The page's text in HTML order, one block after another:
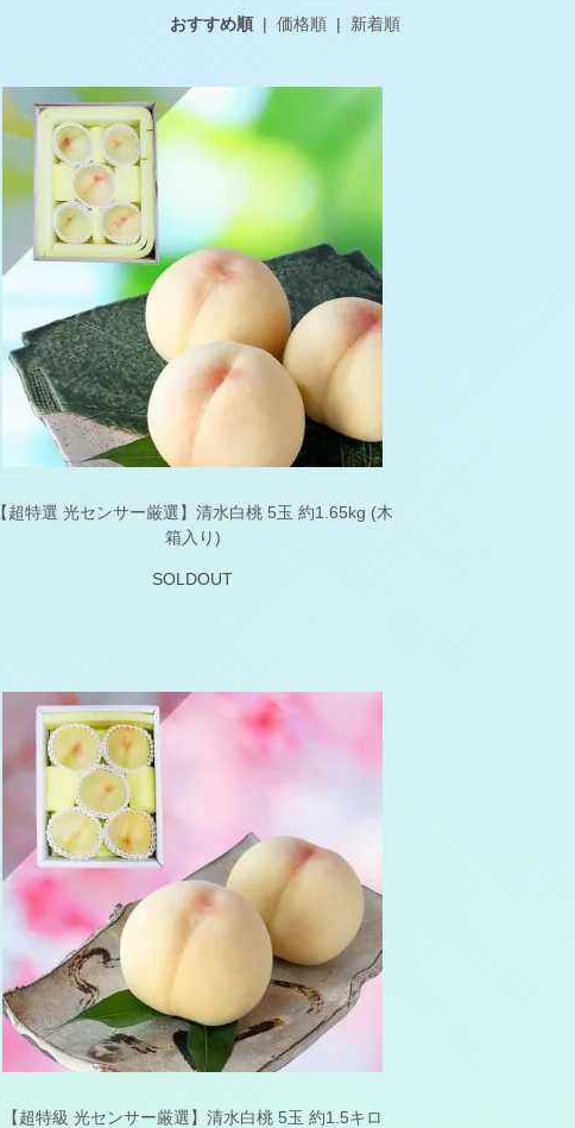
おすすめ順 | 価格順 | 新着順
【超特選 光センサー厳選】清水白桃 5玉 約1.65kg (木
箱入り)
SOLDOUT
【超特級 光センサー厳選】清水白桃 5玉 約1.5キロ